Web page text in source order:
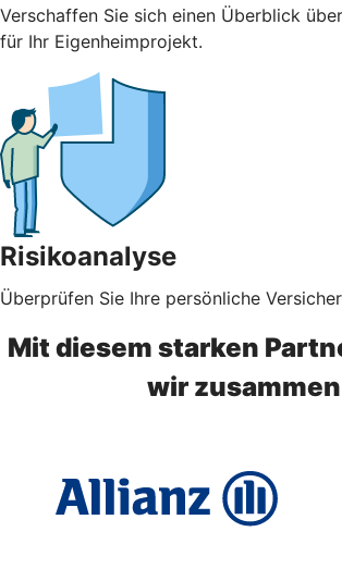
Verschaffen Sie sich einen Überblick
für Ihr Eigenheimprojekt.
Risikoanalyse
Überprüfen Sie Ihre persönliche
Mit diesem starken
wir zusammen